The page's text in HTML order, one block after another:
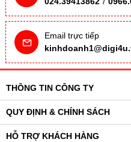
Email trực tiếp
THÔNG TIN CÔNG TY
QUY ĐỊNH & CHÍNH SÁCH
HỖ TRỢ KHÁCH HÀNG